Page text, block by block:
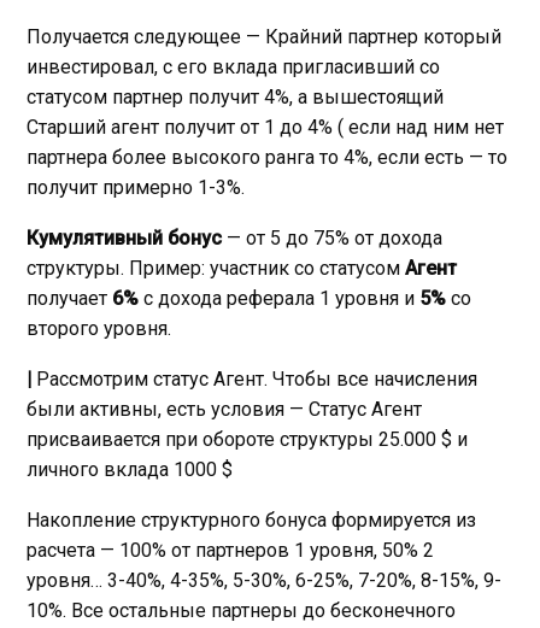
Получается следующее — Крайний партнер который
инвестировал, с его вклада пригласивший со
статусом партнер получит 4%, а вышестоящий
Старший агент получит от 1 до 4% ( если над ним нет
партнера более высокого ранга то 4%, если есть — то
получит примерно 1-3%.
Кумулятивный бонус — от 5 до 75% от дохода
структуры. Пример: участник со статусом Агент
получает 6% с дохода реферала 1 уровня и 5% со
второго уровня.
Рассмотрим статус Агент. Чтобы все начисления
были активны, есть условия — Статус Агент
присваивается при обороте структуры 25.000 $ и
личного вклада 1000 $
Накопление структурного бонуса формируется из
расчета — 100% от партнеров 1 уровня, 50% 2
уровня… 3-40%, 4-35%, 5-30%, 6-25%, 7-20%, 8-15%, 9-
10%. Все остальные партнеры до бесконечного